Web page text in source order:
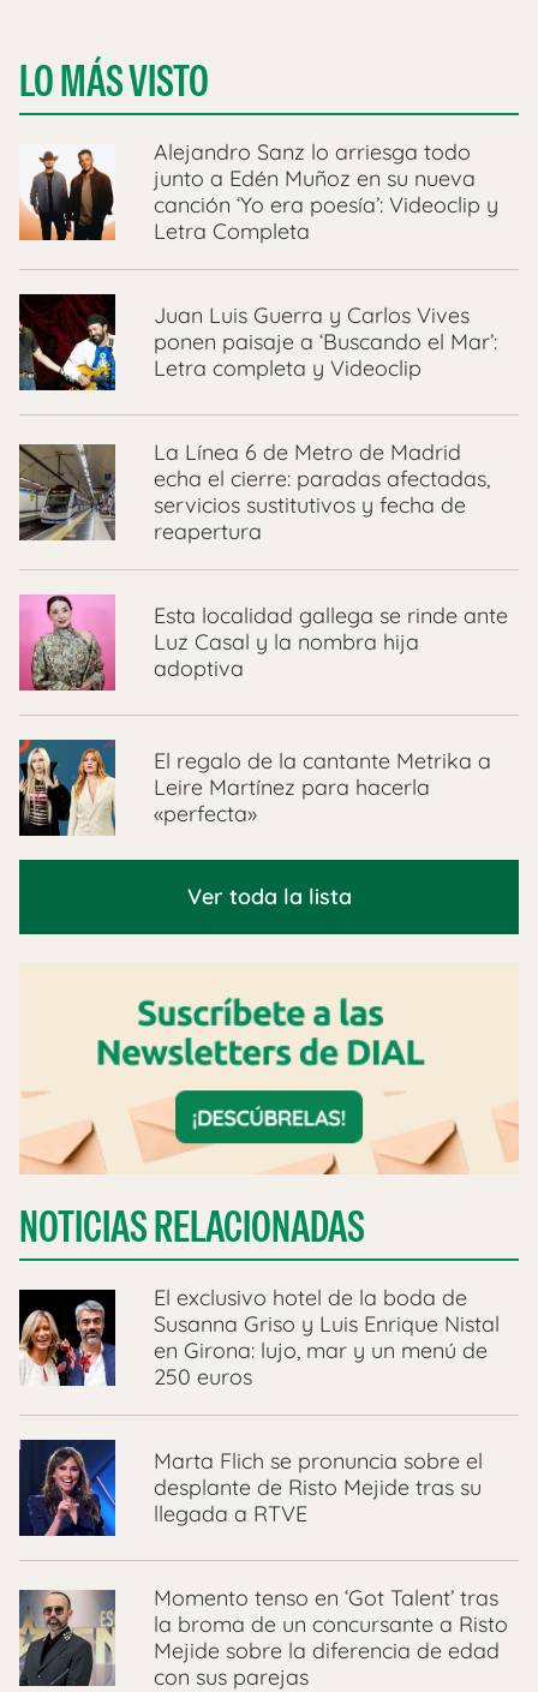
LO MÁS VISTO
Alejandro Sanz lo arriesga todo
junto a Edén Muñoz en su nueva
canción ‘Yo era poesía’: Videoclip y
Letra Completa
Juan Luis Guerra y Carlos Vives
ponen paisaje a ‘Buscando el Mar’:
Letra completa y Videoclip
La Línea 6 de Metro de Madrid
echa el cierre: paradas afectadas,
servicios sustitutivos y fecha de
reapertura
Esta localidad gallega se rinde ante
Luz Casal y la nombra hija
adoptiva
El regalo de la cantante Metrika a
Leire Martínez para hacerla
«perfecta»
Ver toda la lista
NOTICIAS RELACIONADAS
El exclusivo hotel de la boda de
Susanna Griso y Luis Enrique Nistal
en Girona: lujo, mar y un menú de
250 euros
Marta Flich se pronuncia sobre el
desplante de Risto Mejide tras su
llegada a RTVE
Momento tenso en ‘Got Talent’ tras
la broma de un concursante a Risto
Mejide sobre la diferencia de edad
con sus parejas